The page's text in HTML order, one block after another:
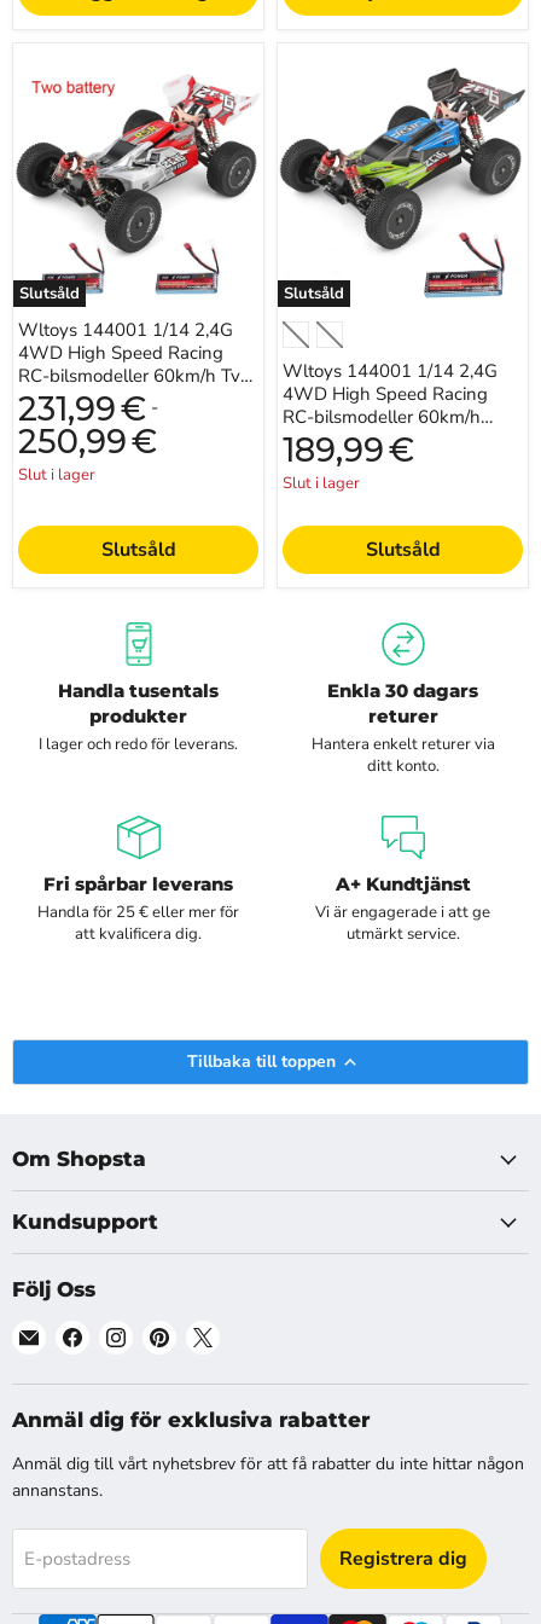
Slutsåld
144001
4WD
High
Speed
bilsmodeller
60km/h
Två
7,4V
2600mAh
Wltoys 144001 1/14 2,4G
4WD High Speed ​​Racing
RC-bilsmodeller 60km/h Två
batterier 7,4V 2600mAh
231,99€ -
250,99€
Slut i lager
Slutsåld
Slutsåld
4WD
High
Speed
60km/h
Uppgraderat
batteri
7,4v
2600mah
Wltoys 144001 1/14 2,4G
4WD High Speed ​​Racing
RC-bilsmodeller 60km/h
Uppgraderat batteri 7,4v
2600mah
189,99€
Slut i lager
Slutsåld
Handla tusentals
produkter
I lager och redo för leverans.
Enkla 30 dagars
returer
Hantera enkelt returer via
ditt konto.
Fri spårbar leverans
Handla för 25 € eller mer för
att kvalificera dig.
A+ Kundtjänst
Vi är engagerade i att ge
utmärkt service.
Tillbaka till toppen
Om Shopsta
Kundsupport
Följ Oss
Hitta
på
E-
Hitta
på
Facebook
Hitta
på
Instagram
Hitta
på
Pinterest
på
X
Anmäl dig för exklusiva rabatter
Anmäl dig till vårt nyhetsbrev för att få rabatter du inte hittar någon
annanstans.
E-postadress Registrera dig